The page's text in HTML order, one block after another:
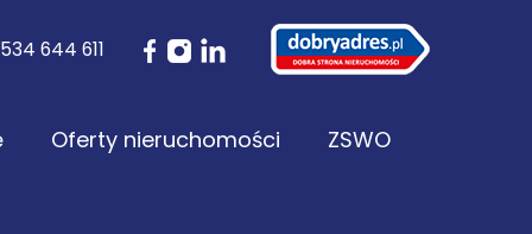
534 644 611
Oferty nieruchomości ZSWO